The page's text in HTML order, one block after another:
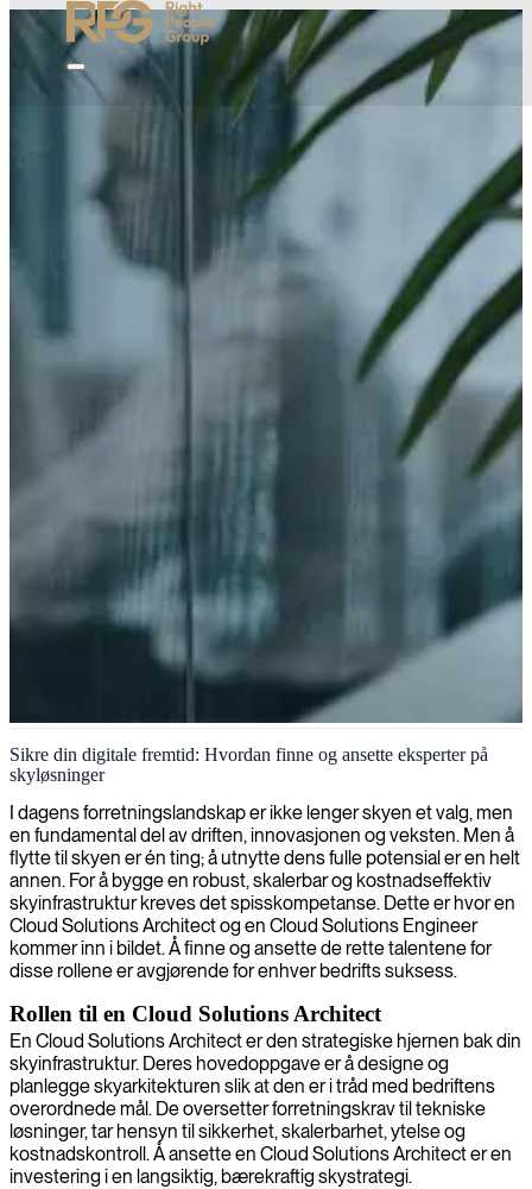
Skytjenesteinfrastrukturløsninger
Vi leverer skreddersydde skyløsninger som effektiviserer IT-
infrastrukturen din, øker skalerbarheten og sikrer optimal ytelse for
virksomheten din.
Sikre din digitale fremtid: Hvordan finne og ansette eksperter på
skyløsninger
I dagens forretningslandskap er ikke lenger skyen et valg, men
en fundamental del av driften, innovasjonen og veksten. Men å
flytte til skyen er én ting; å utnytte dens fulle potensial er en helt
annen. For å bygge en robust, skalerbar og kostnadseffektiv
skyinfrastruktur kreves det spisskompetanse. Dette er hvor en
Cloud Solutions Architect og en Cloud Solutions Engineer
kommer inn i bildet. Å finne og ansette de rette talentene for
disse rollene er avgjørende for enhver bedrifts suksess.
Rollen til en Cloud Solutions Architect
En Cloud Solutions Architect er den strategiske hjernen bak din
skyinfrastruktur. Deres hovedoppgave er å designe og
planlegge skyarkitekturen slik at den er i tråd med bedriftens
overordnede mål. De oversetter forretningskrav til tekniske
løsninger, tar hensyn til sikkerhet, skalerbarhet, ytelse og
kostnadskontroll. Å ansette en Cloud Solutions Architect er en
investering i en langsiktig, bærekraftig skystrategi.